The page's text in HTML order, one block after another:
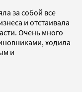
за собой все
и отстаивала
Очень много
ходила
и